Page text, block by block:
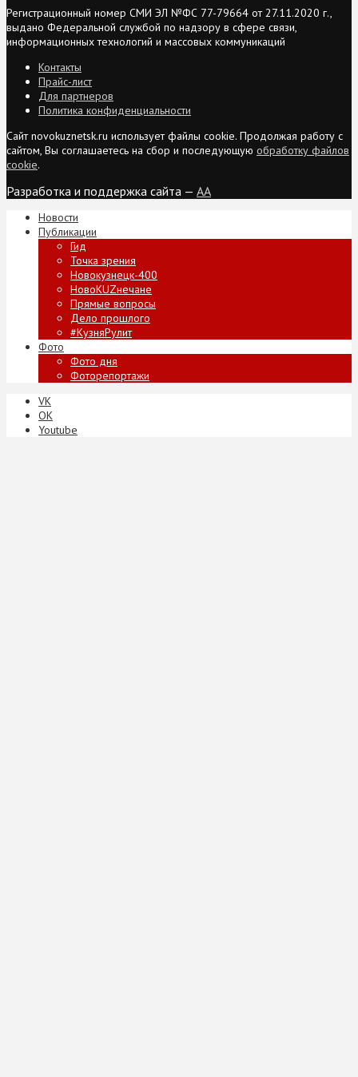
Регистрационный номер СМИ ЭЛ №ФС 77-79664 от 27.11.2020 г.,
выдано Федеральной службой по надзору в сфере связи,
информационных технологий и массовых коммуникаций
Контакты
Прайс-лист
Для партнеров
Политика конфиденциальности
Сайт novokuznetsk.ru использует файлы cookie. Продолжая работу с
сайтом, Вы соглашаетесь на сбор и последующую обработку файлов
cookie.
Разработка и поддержка сайта — AA
Новости
Публикации
Гид
Точка зрения
Новокузнецк-400
НовоKUZнечане
Прямые вопросы
Дело прошлого
#КузняРулит
Фото
Фото дня
Фоторепортажи
VK
ОК
Youtube